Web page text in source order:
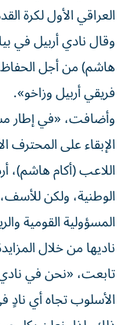
العراقي الأول لكرة
وقال نادي أربيل في
هاشم) من أجل الحفاظ
فريقي أربيل وزاخو».
وأضافت، «في إطار
الإبقاء على المحترف
اللاعب (أكام هاشم)،
الوطنية، ولكن
المسؤولية القومية
ناديها من خلال
تابعت، «نحن في
الأسلوب تجاه أي نادٍ